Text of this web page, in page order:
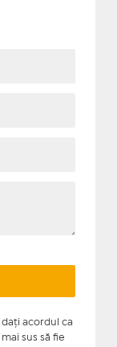
daţi acordul ca
sus să fie